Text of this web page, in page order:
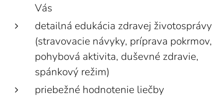
Vás
detailná edukácia zdravej životosprávy
(stravovacie návyky, príprava pokrmov,
pohybová aktivita, duševné zdravie,
spánkový režim)
priebežné hodnotenie liečby